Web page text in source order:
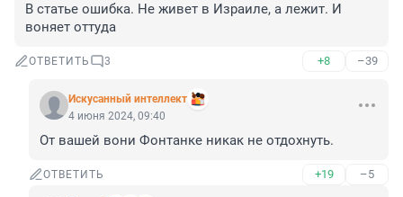
В статье ошибка. Не живет в Израиле, а лежит. И
воняет оттуда
ОТВЕТИТЬ 3 +8 –39
Искусанный интеллект
4 июня 2024, 09:40
От вашей вони Фонтанке никак не отдохнуть.
ОТВЕТИТЬ +19 –5